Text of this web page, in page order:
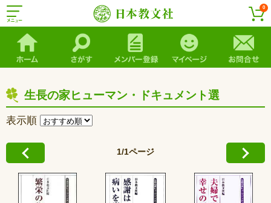
0
生長の家ヒューマン・ドキュメント選
表示順
1/1ページ